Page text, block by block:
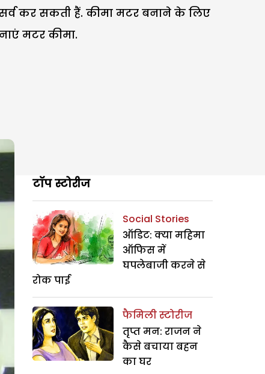
कर सकती हैं. कीमा मटर बनाने के लिए
मटर कीमा.
टॉप स्टोरीज
Social Stories
ऑडिट: क्या महिमा
ऑफिस में
घपलेबाजी करने से
रोक पाई
फैमिली स्टोरीज
तृप्त मन: राजन ने
कैसे बचाया बहन
का घर